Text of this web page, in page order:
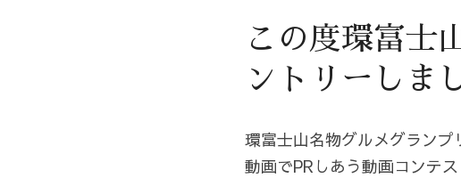
この度環富士
ントリーしま
環富士山名物グルメグラン
動画でPRしあう動画コンテ